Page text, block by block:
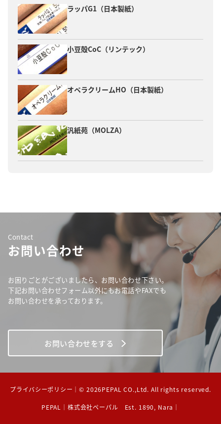
ラッパG1（日本製紙）
小豆殻CoC（リンテック）
オペラクリームHO（日本製紙）
汎紙苑（MOLZA）
Contact
お問い合わせ
お困りごとがございましたら、お問い合わせ下さい。
下記お問い合わせフォーム以外にもお電話やFAXでも
お問い合わせを承っております。
お問い合わせをする
PEPAL｜株式会社ペーパル Est. 1890, Nara｜
プライバシーポリシー ｜© 2026PEPAL CO.,Ltd. All rights reserved.